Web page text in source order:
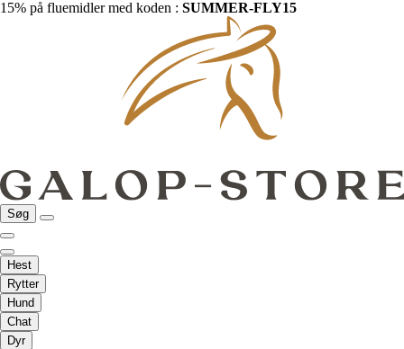
15% på fluemidler med koden : SUMMER-FLY15
Søg
Hest
Rytter
Hund
Chat
Dyr